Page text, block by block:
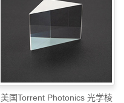
美国Torrent Photonics 光学棱